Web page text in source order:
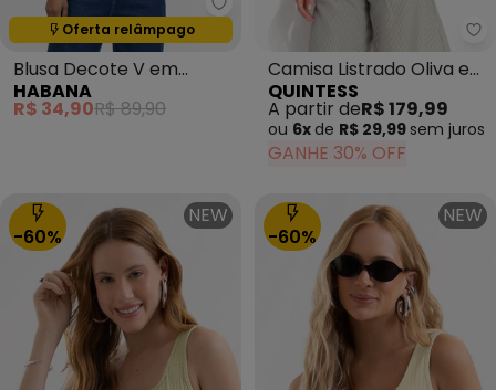
Habana - Blusa Decote V em
Oferta relâmpago
Termina em:00:53:49
Blusa Decote V em
Canelado Azul Claro
HABANA
R$ 34,90R$ 89,90
Camisa Listrado Oliva em
Poliéster com Algodão,
QUINTESS
A partir deR$ 179,99
ou 6x de R$ 29,99 sem juros
GANHE 30% OFF
-60%
NEW
-60%
NEW